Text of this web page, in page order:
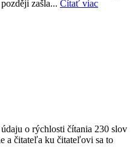
zašla... Čítať viac
o rýchlosti čítania 230 slov
a čitateľa ku čitateľovi sa to